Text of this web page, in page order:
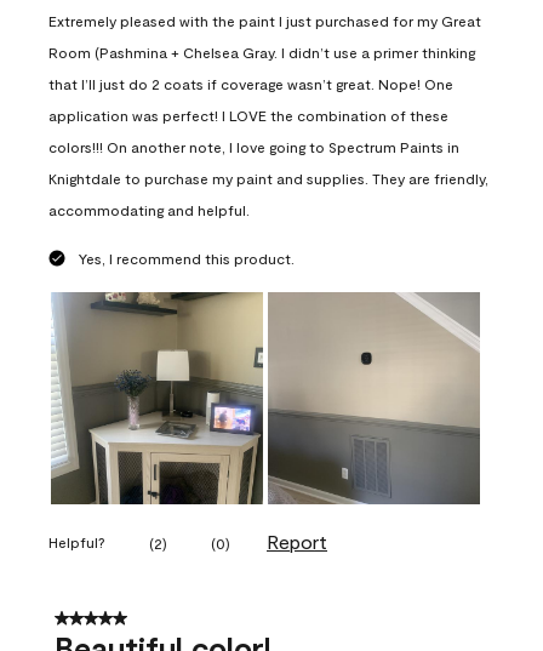
Extremely pleased with the paint I just purchased for my Great
Room (Pashmina + Chelsea Gray. I didn’t use a primer thinking
that I’ll just do 2 coats if coverage wasn’t great. Nope! One
application was perfect! I LOVE the combination of these
colors!!! On another note, I love going to Spectrum Paints in
Knightdale to purchase my paint and supplies. They are friendly,
accommodating and helpful.
Yes, I recommend this product.
Helpful? (2) (0) Report
5 out of 5 stars.